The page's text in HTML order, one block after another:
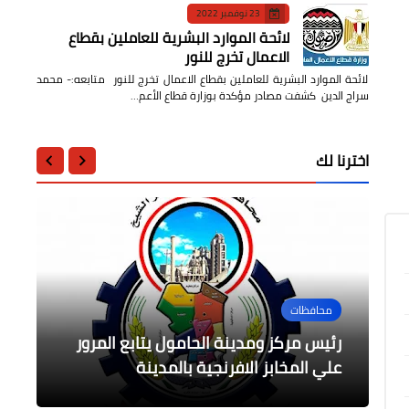
23 نوفمبر 2022
لائحة الموارد البشرية للعاملين بقطاع
الاعمال تخرج للنور
لائحة الموارد البشرية للعاملين بقطاع الاعمال تخرج للنور متابعه:- محمد
سراج الدين كشفت مصادر مؤكدة بوزارة قطاع الأعم…
اخترنا لك
محافظات
رئيس مركز ومدينة الحامول يتابع المرور
علي المخابز الافرنجية بالمدينة
....
بدء أعمال دخول القطار الروسي في
محافظات الصعيد
التعليم
مراجعة الأبنية التعليمية و خطة لمعالجة
الكثافة في الفصول
الرياضة
كوارث ملاعب كرة القدم تسبب فيها
الجماهير
الرياضة
طارق حامد يتلقى البطاقة الحمراء في
لقاء الإتحاد والنصر